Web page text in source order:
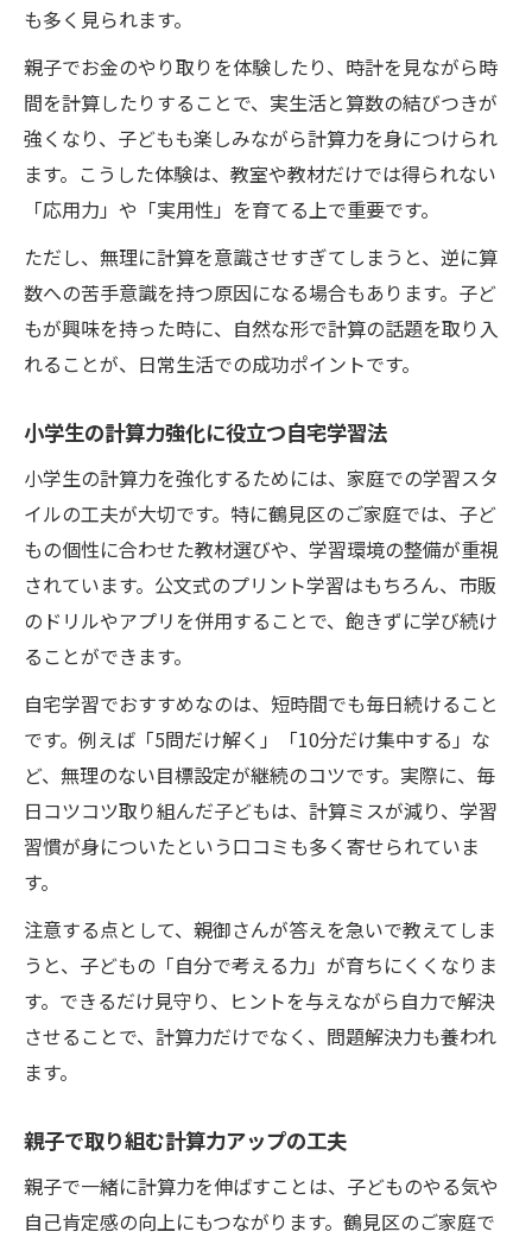
も多く見られます。
親子でお金のやり取りを体験したり、時計を見ながら時
間を計算したりすることで、実生活と算数の結びつきが
強くなり、子どもも楽しみながら計算力を身につけられ
ます。こうした体験は、教室や教材だけでは得られない
「応用力」や「実用性」を育てる上で重要です。
ただし、無理に計算を意識させすぎてしまうと、逆に算
数への苦手意識を持つ原因になる場合もあります。子ど
もが興味を持った時に、自然な形で計算の話題を取り入
れることが、日常生活での成功ポイントです。
小学生の計算力強化に役立つ自宅学習法
小学生の計算力を強化するためには、家庭での学習スタ
イルの工夫が大切です。特に鶴見区のご家庭では、子ど
もの個性に合わせた教材選びや、学習環境の整備が重視
されています。公文式のプリント学習はもちろん、市販
のドリルやアプリを併用することで、飽きずに学び続け
ることができます。
自宅学習でおすすめなのは、短時間でも毎日続けること
です。例えば「5問だけ解く」「10分だけ集中する」な
ど、無理のない目標設定が継続のコツです。実際に、毎
日コツコツ取り組んだ子どもは、計算ミスが減り、学習
習慣が身についたという口コミも多く寄せられていま
す。
注意する点として、親御さんが答えを急いで教えてしま
うと、子どもの「自分で考える力」が育ちにくくなりま
す。できるだけ見守り、ヒントを与えながら自力で解決
させることで、計算力だけでなく、問題解決力も養われ
ます。
親子で取り組む計算力アップの工夫
親子で一緒に計算力を伸ばすことは、子どものやる気や
自己肯定感の向上にもつながります。鶴見区のご家庭で